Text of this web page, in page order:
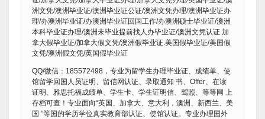
洲文凭/澳洲毕业证/澳洲毕业证公证/澳洲文凭办理/澳洲毕业证办
理/办澳洲毕业证/办澳洲毕业证回国工作/办澳洲硕士毕业证/澳洲
本科毕业证办理/澳洲未毕业提前找人办毕业证/澳洲文凭认证.加
拿大假毕业证/加拿大假文凭/澳洲假毕业证.美国假毕业证/美国假
文凭/澳洲假文凭/英国假毕业证
QQ/微信：185572498，专业为留学生办理毕业证、成绩单、使
馆留学回国人员证明、留信网认证、录取通知 书、Offer、在读
证明、雅思托福成绩单、学生卡、学生证明信、驾照、等等网 上
存档可查！专业面向“英国、加拿大、意大利，澳洲、新西兰、美
国 ”等国的学历学位真实教育部认证、使馆认证。专业办理国外